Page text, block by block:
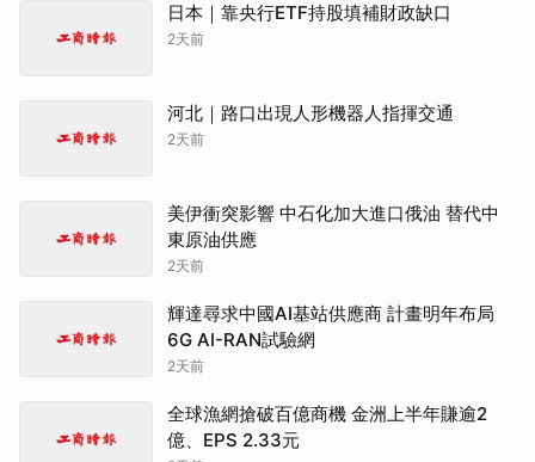
日本｜靠央行ETF持股填補財政缺口
2天前
河北｜路口出現人形機器人指揮交通
2天前
美伊衝突影響 中石化加大進口俄油 替代中
東原油供應
2天前
輝達尋求中國AI基站供應商 計畫明年布局
6G AI-RAN試驗網
2天前
全球漁網搶破百億商機 金洲上半年賺逾2
億、EPS 2.33元